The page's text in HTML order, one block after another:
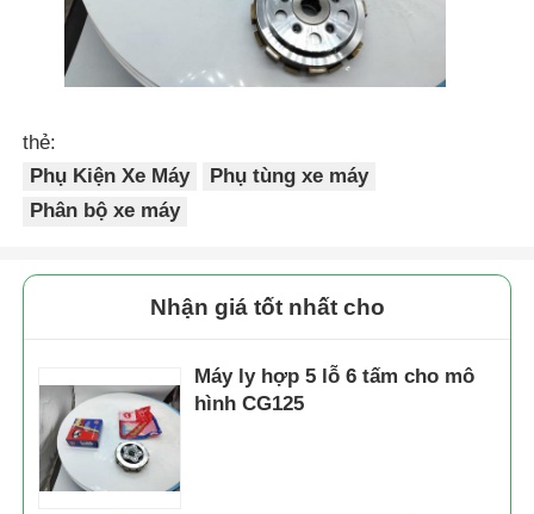
Sản phẩm
Tham quan nhà máy
Kiểm soát chất lượng
Yêu cầu báo giá
thẻ:
Phụ Kiện Xe Máy
Phụ tùng xe máy
Phân bộ xe máy
Nhận giá tốt nhất cho
Máy ly hợp 5 lỗ 6 tấm cho mô
hình CG125